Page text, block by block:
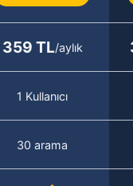
359 TL/aylık
1 Kullanıcı
30 arama